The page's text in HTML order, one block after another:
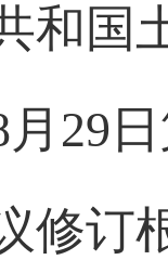
和
月 29
修订